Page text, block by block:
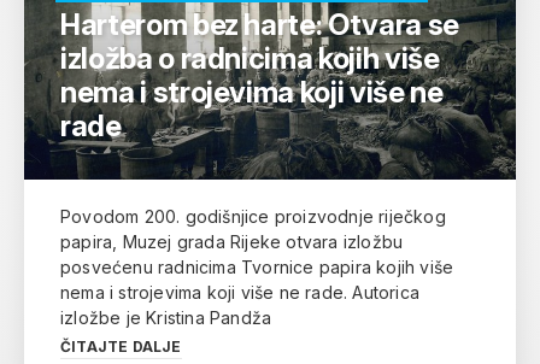
Harterom bez harte: Otvara se
izložba o radnicima kojih više
nema i strojevima koji više ne
rade
Povodom 200. godišnjice proizvodnje riječkog
papira, Muzej grada Rijeke otvara izložbu
posvećenu radnicima Tvornice papira kojih više
nema i strojevima koji više ne rade. Autorica
izložbe je Kristina Pandža
ČITAJTE DALJE